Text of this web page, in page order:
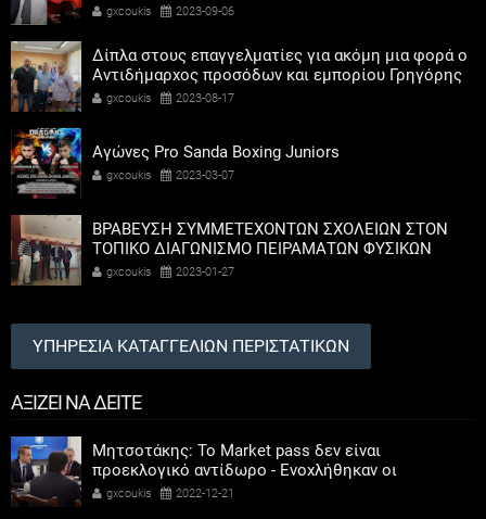
gxcoukis 2023-09-06
Δίπλα στους επαγγελματίες για ακόμη μια φορά ο
Αντιδήμαρχος προσόδων και εμπορίου Γρηγόρης
Καψοκόλης
gxcoukis 2023-08-17
Αγώνες Pro Sanda Boxing Juniors
gxcoukis 2023-03-07
ΒΡΑΒΕΥΣΗ ΣΥΜΜΕΤΕΧΟΝΤΩΝ ΣΧΟΛΕΙΩΝ ΣΤΟΝ
ΤΟΠΙΚΟ ΔΙΑΓΩΝΙΣΜΟ ΠΕΙΡΑΜΑΤΩΝ ΦΥΣΙΚΩΝ
ΕΠΙΣΤΗΜΩΝ
gxcoukis 2023-01-27
ΥΠΗΡΕΣΙΑ ΚΑΤΑΓΓΕΛΙΩΝ ΠΕΡΙΣΤΑΤΙΚΩΝ
ΑΞΙΖΕΙ ΝΑ ΔΕΙΤΕ
Μητσοτάκης: Το Market pass δεν είναι
προεκλογικό αντίδωρο - Ενοχλήθηκαν οι
αριστεροί του χαβιαριού
gxcoukis 2022-12-21